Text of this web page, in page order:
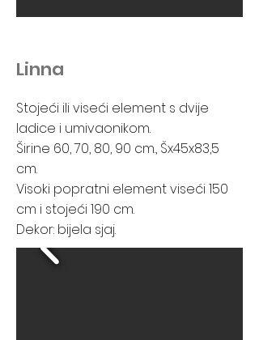
Linna
Stojeći ili viseći element s dvije
ladice i umivaonikom.
Širine 60, 70, 80, 90 cm., Šx45x83,5
cm.
Visoki popratni element viseći 150
cm i stojeći 190 cm.
Dekor: bijela sjaj.